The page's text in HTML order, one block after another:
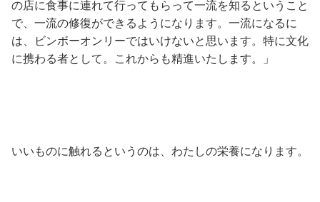
の店に食事に連れて行ってもらって一流を知るということ
で、一流の修復ができるようになります。一流になるに
は、ビンボーオンリーではいけないと思います。特に文化
に携わる者として。これからも精進いたします。」
いいものに触れるというのは、わたしの栄養になります。